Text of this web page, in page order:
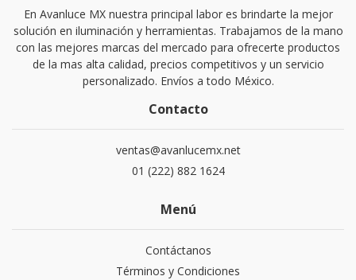
En Avanluce MX nuestra principal labor es brindarte la mejor
solución en iluminación y herramientas. Trabajamos de la mano
con las mejores marcas del mercado para ofrecerte productos
de la mas alta calidad, precios competitivos y un servicio
personalizado. Envíos a todo México.
Contacto
ventas@avanlucemx.net
01 (222) 882 1624
Menú
Contáctanos
Términos y Condiciones